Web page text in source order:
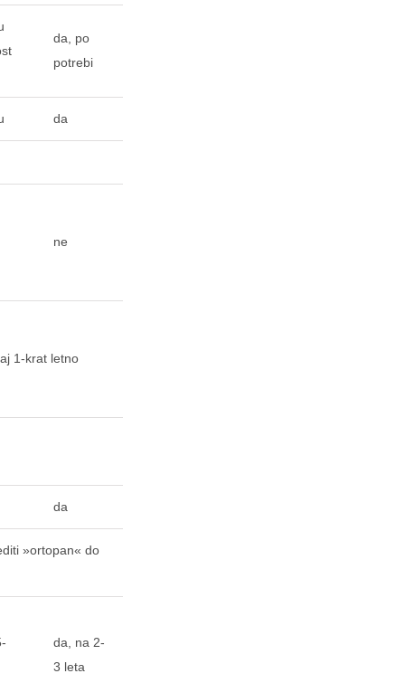
da, po
potrebi
da
ne
1-krat letno
da
»ortopan« do
da, na 2-
3 leta